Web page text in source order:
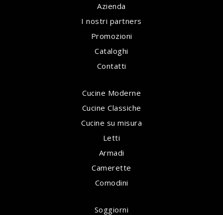
Azienda
I nostri partners
Promozioni
Cataloghi
Contatti
Cucine Moderne
Cucine Classiche
Cucine su misura
Letti
Armadi
Camerette
Comodini
Soggiorni